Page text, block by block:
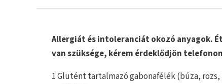
Allergiát és intoleranciát okozó anyagok.
van szüksége, kérem érdeklődjön
1 Glutént tartalmazó gabonafélék (búza,